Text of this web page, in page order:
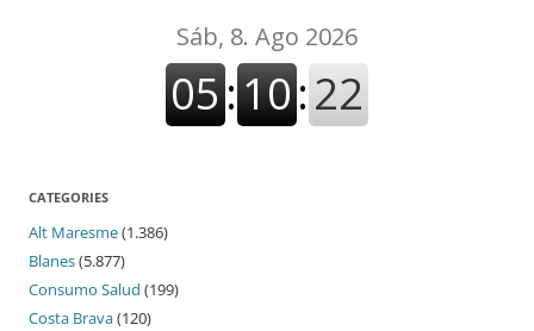
CATEGORIES
Alt Maresme(1.386)
Blanes(5.877)
Consumo Salud (199)
Costa Brava(120)